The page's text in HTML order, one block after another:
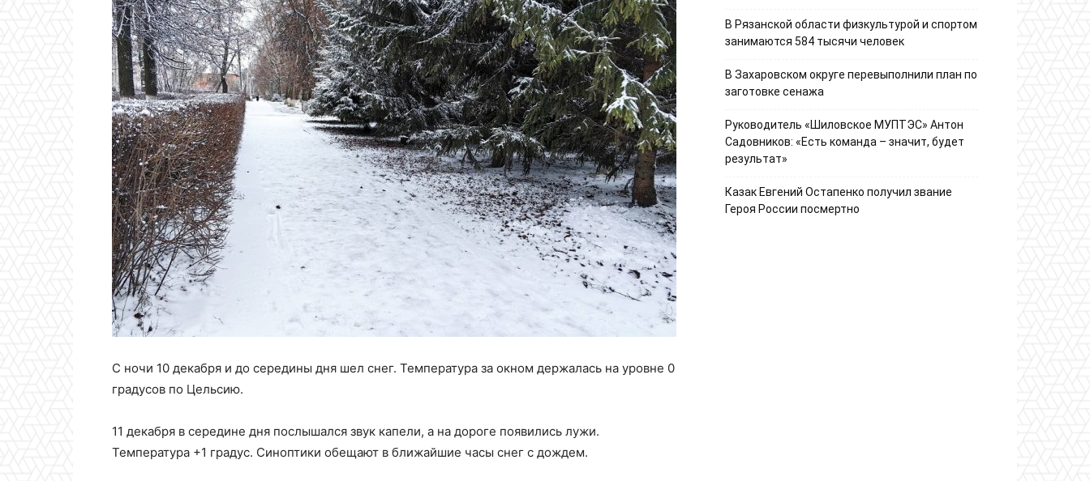
С ночи 10 декабря и до середины дня шел снег. Температура за окном держалась на уровне 0
градусов по Цельсию.
11 декабря в середине дня послышался звук капели, а на дороге появились лужи.
Температура +1 градус. Синоптики обещают в ближайшие часы снег с дождем.
В Рязанской области физкультурой и спортом
занимаются 584 тысячи человек
В Захаровском округе перевыполнили план по
заготовке сенажа
Руководитель «Шиловское МУПТЭС» Антон
Садовников: «Есть команда – значит, будет
результат»
Казак Евгений Остапенко получил звание
Героя России посмертно